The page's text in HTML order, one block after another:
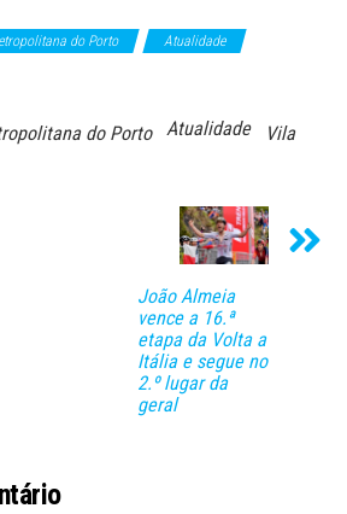
do Porto
Atualidade
do Porto Atualidade
Vila
João Almeia
vence a 16.ª
etapa da Volta a
Itália e segue no
2.º lugar da
geral